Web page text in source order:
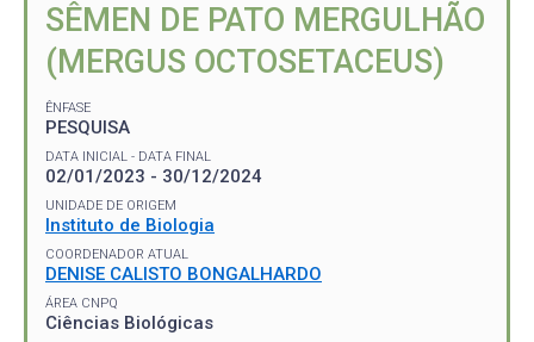
SÊMEN DE PATO MERGULHÃO
(MERGUS OCTOSETACEUS)
ÊNFASE
PESQUISA
DATA INICIAL - DATA FINAL
02/01/2023 - 30/12/2024
UNIDADE DE ORIGEM
Instituto de Biologia
COORDENADOR ATUAL
DENISE CALISTO BONGALHARDO
ÁREA CNPQ
Ciências Biológicas